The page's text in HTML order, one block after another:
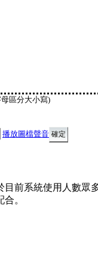
區分大小寫)
播放圖檔聲音
目前系統使用人數眾
。